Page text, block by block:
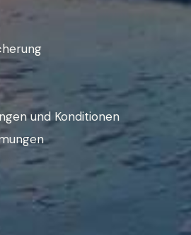
und Konditionen